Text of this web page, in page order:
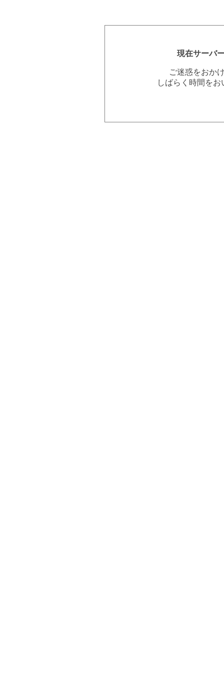
現在サーバ
ご迷惑をおか
しばらく時間を